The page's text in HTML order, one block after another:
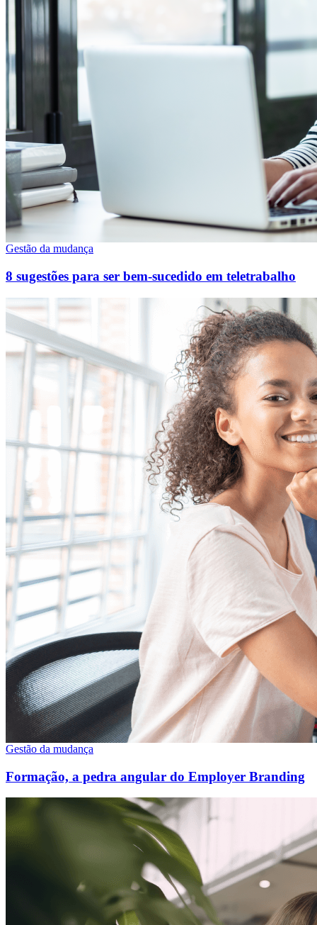
Gestão da mudança
8 sugestões para ser bem-sucedido em teletrabalho
Gestão da mudança
Formação, a pedra angular do Employer Branding